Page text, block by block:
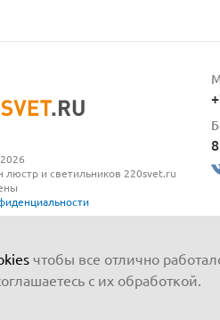
люстр и светильников 220svet.ru
чтобы все отлично
с их обработкой.